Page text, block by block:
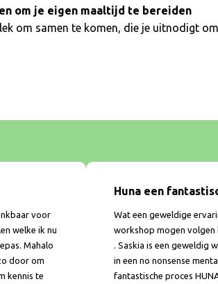
om je eigen maaltijd te bereiden
om samen te komen, die je uitnodigt
voor
welke ik nu
Mahalo
door om
kennis te
Huna een
Wat een geweldige
workshop mogen volgen
. Saskia is een geweldig
in een no nonsense
fantastische proces